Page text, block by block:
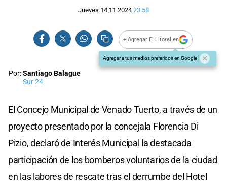
Jueves 14.11.2024 23:58
+ Agregar El Litoral en
Agregar a tus medios preferidos en Google
Por:Santiago Balague
Sur 24
El Concejo Municipal de Venado Tuerto, a través de un
proyecto presentado por la concejala Florencia Di
Pizio, declaró de Interés Municipal la destacada
participación de los bomberos voluntarios de la ciudad
en las labores de rescate tras el derrumbe del Hotel